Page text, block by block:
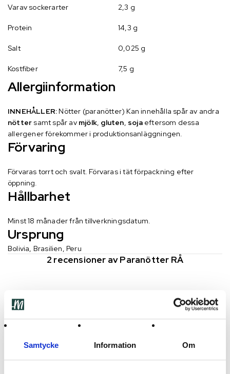
Samtycke Information Om
Varav sockerarter 2,3 g
Protein 14,3 g
Salt 0,025 g
Kostfiber 7,5 g
Allergiinformation
INNEHÅLLER:Nötter (paranötter) Kan innehålla spår av andra
nötter samt spår av mjölk, gluten, sojaeftersom dessa
allergener förekommer i produktionsanläggningen.
Förvaring
Förvaras torrt och svalt. Förvaras i tät förpackning efter
öppning.
Hållbarhet
Minst 18 månader från tillverkningsdatum.
Ursprung
Bolivia, Brasilien, Peru
2 recensioner avParanötter RÅ
Jenni 2023-09-02
Detta var en ny upplevelse🤩men jösses va gott med saltade
svära över att inte få ut den ur skalet hel😂eller i ett 20